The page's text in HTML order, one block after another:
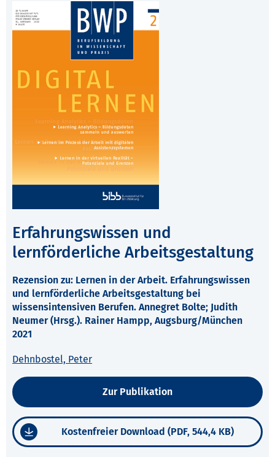
Erfahrungswissen und
lernförderliche Arbeitsgestaltung
Rezension zu: Lernen in der Arbeit. Erfahrungswissen
und lernförderliche Arbeitsgestaltung bei
wissensintensiven Berufen. Annegret Bolte; Judith
Neumer (Hrsg.). Rainer Hampp, Augsburg/München
2021
Dehnbostel, Peter
Zur Publikation
Kostenfreier Download (PDF, 544,4 KB)